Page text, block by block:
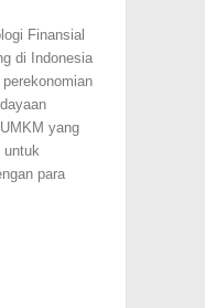
Finansial
di Indonesia
yang
untuk
para